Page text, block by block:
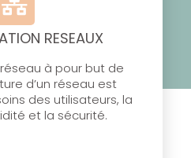
RESEAUX
à pour but de
d’un réseau est
des utilisateurs, la
et la sécurité.